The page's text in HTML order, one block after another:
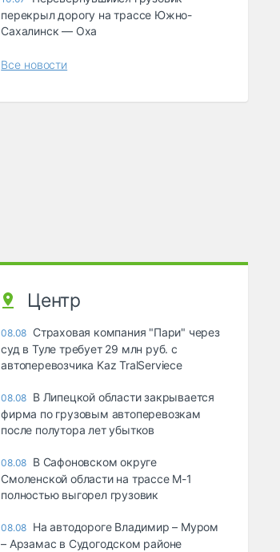
перекрыл дорогу на трассе Южно-
Сахалинск — Оха
Все новости
Центр
08.08 Страховая компания "Пари" через
суд в Туле требует 29 млн руб. с
автоперевозчика Kaz TralServiece
08.08 В Липецкой области закрывается
фирма по грузовым автоперевозкам
после полутора лет убытков
08.08 В Сафоновском округе
Смоленской области на трассе М-1
полностью выгорел грузовик
08.08 На автодороге Владимир – Муром
– Арзамас в Судогодском районе